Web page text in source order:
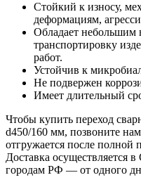
Стойкий к износу,
деформациям,
Обладает небольшим
транспортировку
работ.
Устойчив к
Не подвержен
Имеет длительный
Чтобы купить переход
d450/160 мм, позвоните
отгружается после полной
Доставка осуществляется
городам РФ — от одного